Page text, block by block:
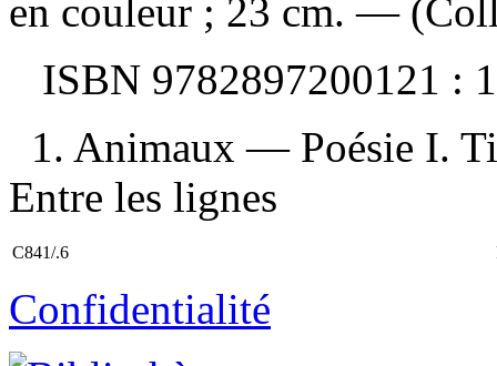
en couleur ; 23 cm. —
ISBN 9782897200121 :
1. Animaux — Poésie I.
Entre les lignes
C841/.6
Confidentialité